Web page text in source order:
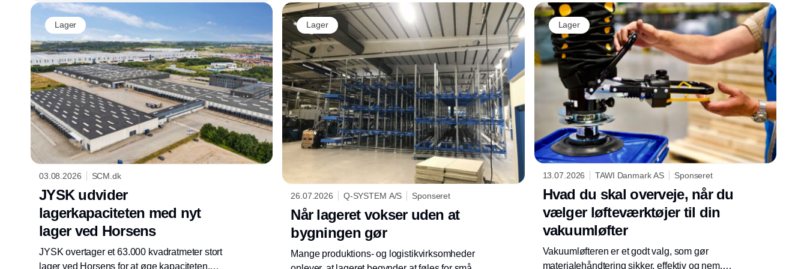
Lager
03.08.2026 SCM.dk
JYSK udvider
lagerkapaciteten med nyt
lager ved Horsens
JYSK overtager et 63.000 kvadratmeter stort
lager ved Horsens for at øge kapaciteten,
Lager
26.07.2026 Q-SYSTEM A/S Sponseret
Når lageret vokser uden at
bygningen gør
Mange produktions- og logistikvirksomheder
Lager
13.07.2026 TAWI Danmark AS Sponseret
Hvad du skal overveje, når du
vælger løfteværktøjer til din
vakuumløfter
Vakuumløfteren er et godt valg, som gør
materialehåndtering sikker, effektiv og nem.